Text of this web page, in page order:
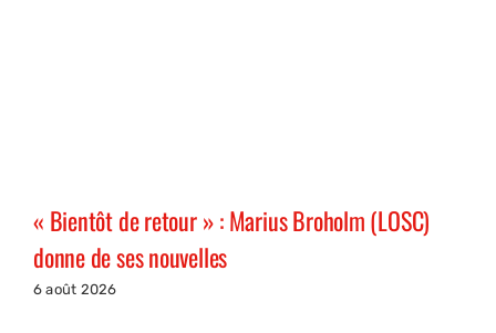
« Bientôt de retour » : Marius Broholm (LOSC)
donne de ses nouvelles
6 août 2026